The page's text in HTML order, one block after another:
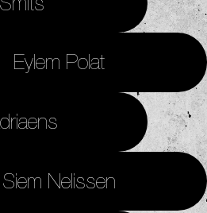
Eylem Polat
Siem Nelissen